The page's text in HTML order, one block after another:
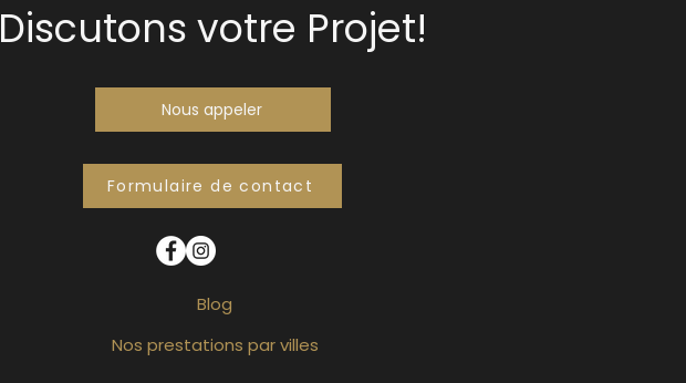
Discutons votre Projet!
Nous appeler
Formulaire de contact
Blog
Nos prestations par villes